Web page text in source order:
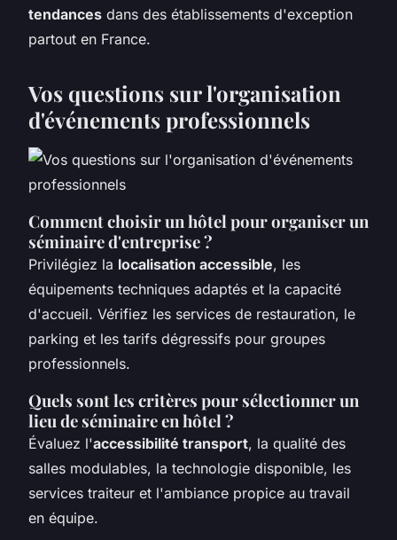
tendances dans des établissements d'exception
partout en France.
Vos questions sur l'organisation
d'événements professionnels
Comment choisir un hôtel pour organiser un
séminaire d'entreprise ?
Privilégiez la localisation accessible, les
équipements techniques adaptés et la capacité
d'accueil. Vérifiez les services de restauration, le
parking et les tarifs dégressifs pour groupes
professionnels.
Quels sont les critères pour sélectionner un
lieu de séminaire en hôtel ?
Évaluez l'accessibilité transport, la qualité des
salles modulables, la technologie disponible, les
services traiteur et l'ambiance propice au travail
en équipe.